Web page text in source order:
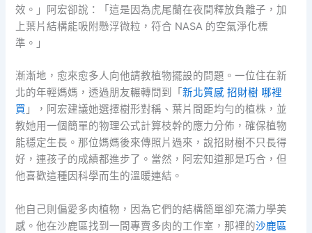
效。」阿宏卻說：「這是因為虎尾蘭在夜間釋放負離子，加
上葉片結構能吸附懸浮微粒，符合 NASA 的空氣淨化標
準。」
漸漸地，愈來愈多人向他請教植物擺設的問題。一位住在新
北的年輕媽媽，透過朋友輾轉問到「新北質感 招財樹 哪裡
買 」，阿宏建議她選擇樹形對稱、葉片間距均勻的植株，並
教她用一個簡單的物理公式計算枝幹的應力分佈，確保植物
能穩定生長。那位媽媽後來傳照片過來，說招財樹不只長得
好，連孩子的成績都進步了。當然，阿宏知道那是巧合，但
他喜歡這種因科學而生的溫暖連結。
他自己則偏愛多肉植物，因為它們的結構簡單卻充滿力學美
感。他在沙鹿區找到一間專賣多肉的工作室，那裡的沙鹿區